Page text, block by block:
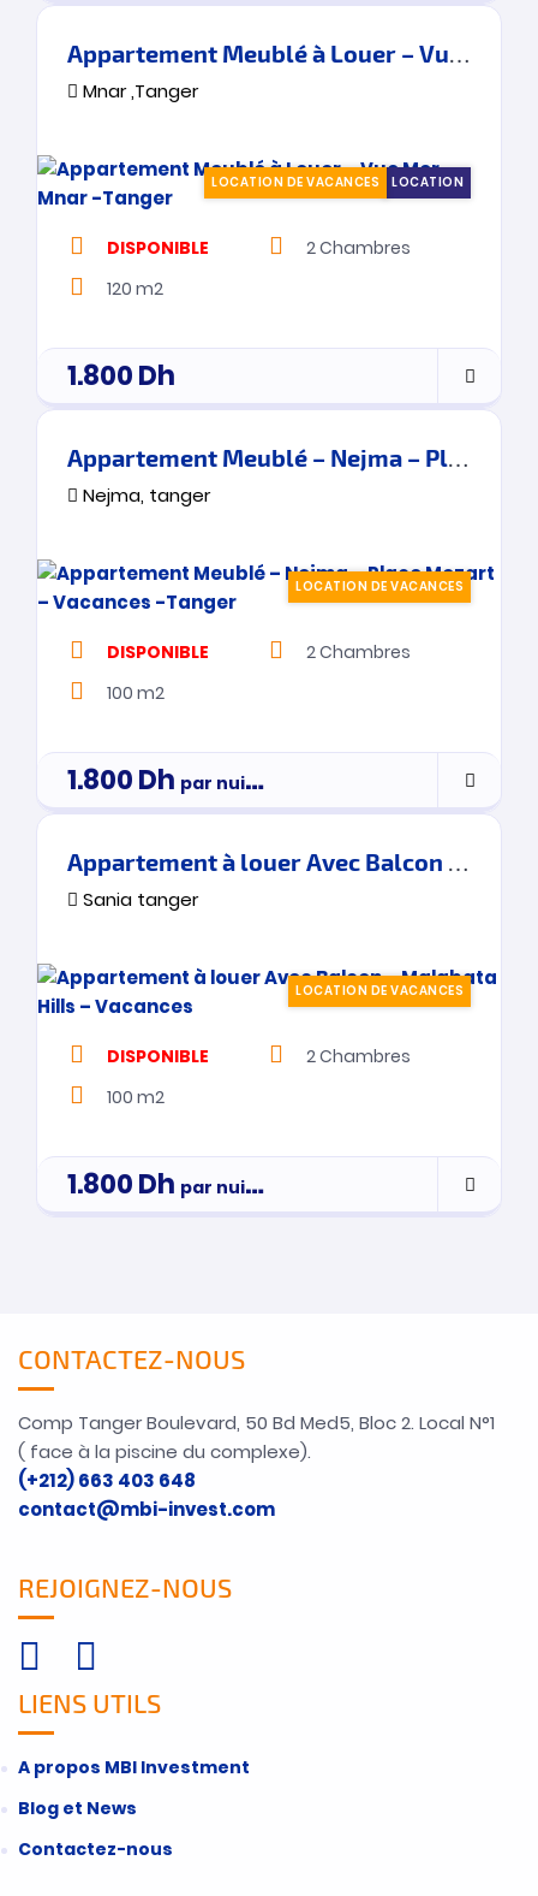
Appartement Meublé à Louer – Vue Mer – Mnar -Tanger
Mnar ,Tanger
LOCATION
LOCATION DE VACANCES
DISPONIBLE 2Chambres
120 m2
1.800Dh
Appartement Meublé – Nejma – Place Mozart – Vacances -Tanger
Nejma, tanger
LOCATION DE VACANCES
DISPONIBLE 2Chambres
100 m2
1.800Dh par nuitée
Appartement à louer Avec Balcon – Malabata Hills – Vacances
Sania tanger
LOCATION DE VACANCES
DISPONIBLE 2Chambres
100 m2
1.800Dh par nuitée
CONTACTEZ-NOUS
Comp Tanger Boulevard, 50 Bd Med5, Bloc 2. Local N°1
( face à la piscine du complexe).
(+212) 663 403 648
contact@mbi-invest.com
REJOIGNEZ-NOUS
LIENS UTILS
A propos MBI Investment
Blog et News
Contactez-nous